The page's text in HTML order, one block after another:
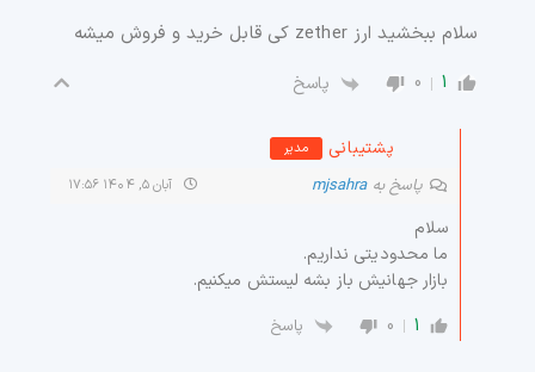
سلام ببخشید ارز zether کی قابل خرید و فروش میشه
1
0 پاسخ
پشتیبانی مدیر
پاسخ بهmjsahra آبان ۵, ۱۴۰۴ ۱۷:۵۶
سلام
ما محدودیتی نداریم.
بازار جهانیش باز بشه لیستش میکنیم.
1
0 پاسخ